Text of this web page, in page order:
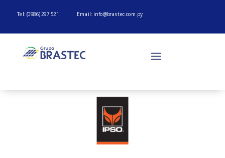
Tel: (0986) 297 521 Email: info@brastec.com.py